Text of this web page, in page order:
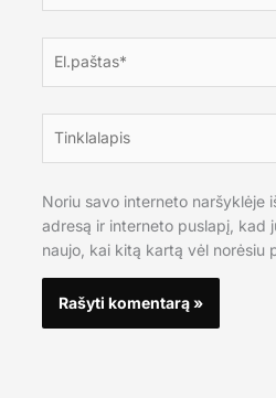
Noriu savo interneto naršyklėje
adresą ir interneto puslapį, kad
naujo, kai kitą kartą vėl norėsiu